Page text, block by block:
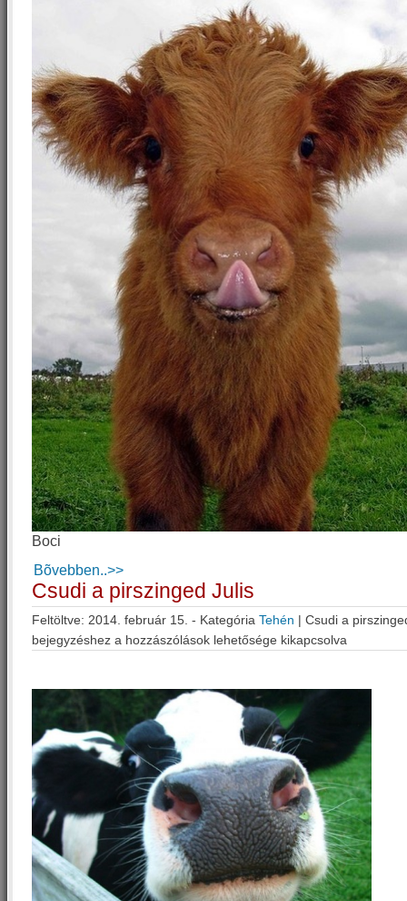
Boci
Bõvebben..>>
Csudi a pirszinged Julis
Feltöltve: 2014. február 15. - Kategória Tehén | Csudi a
bejegyzéshez a hozzászólások lehetősége kikapcsolva